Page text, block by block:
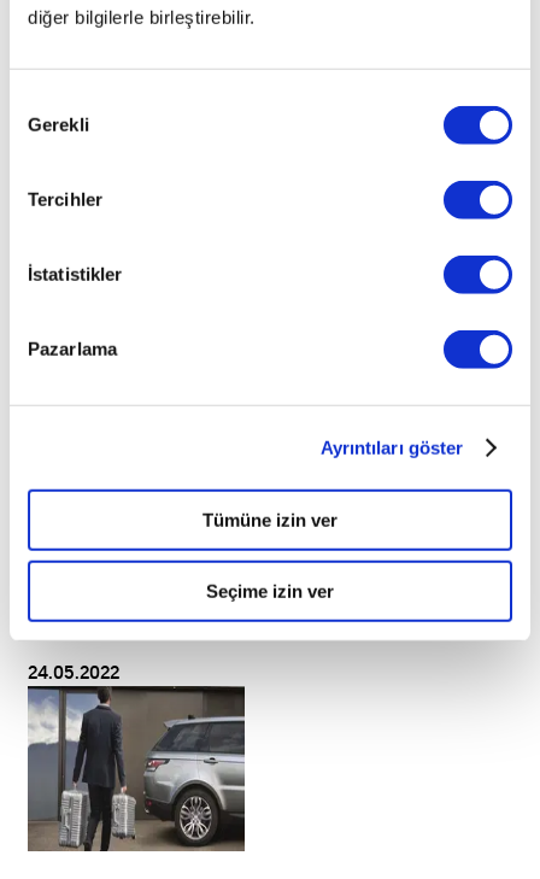
diğer bilgilerle birleştirebilir.
Seçimi
Gerekli
Tercihler
İstatistikler
Pazarlama
Ayrıntıları göster
Tümüne izin ver
Seçime izin ver
Göre Belirlenir?
sorduğu soruların başında noterde araç satış ücretinin ne
olacağı tarzı bir soru akıllara gelebilir. Cevaplar yazımızda!
24.05.2022